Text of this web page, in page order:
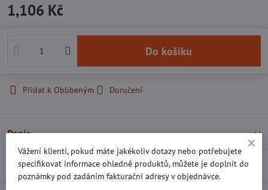
1,106 Kč
Do košíku
Přidat k Oblíbeným Doručení
Popis
Recenze 0
Vážení klienti, pokud máte jakékoliv dotazy nebo potřebujete
specifikovat informace ohledně produktů, můžete je doplnit do
poznámky pod zadáním fakturační adresy v objednávce.